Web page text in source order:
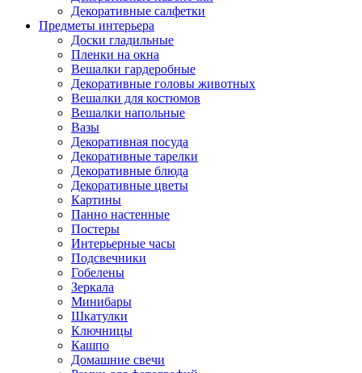
Декоративные салфетки
Предметы интерьера
Доски гладильные
Пленки на окна
Вешалки гардеробные
Декоративные головы животных
Вешалки для костюмов
Вешалки напольные
Вазы
Декоративная посуда
Декоративные тарелки
Декоративные блюда
Декоративные цветы
Картины
Панно настенные
Постеры
Интерьерные часы
Подсвечники
Гобелены
Зеркала
Минибары
Шкатулки
Ключницы
Кашпо
Домашние свечи